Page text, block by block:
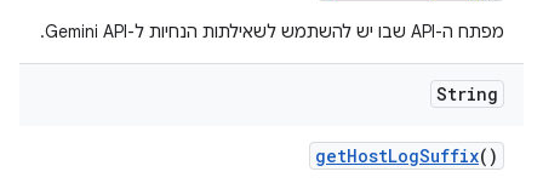
מפתח ה-API שבו יש להשתמש לשאילתות הנחיות ל-Gemini API.
String
getHostLogSuffix()